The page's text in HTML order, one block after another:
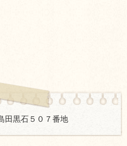
田黒石５０７番地